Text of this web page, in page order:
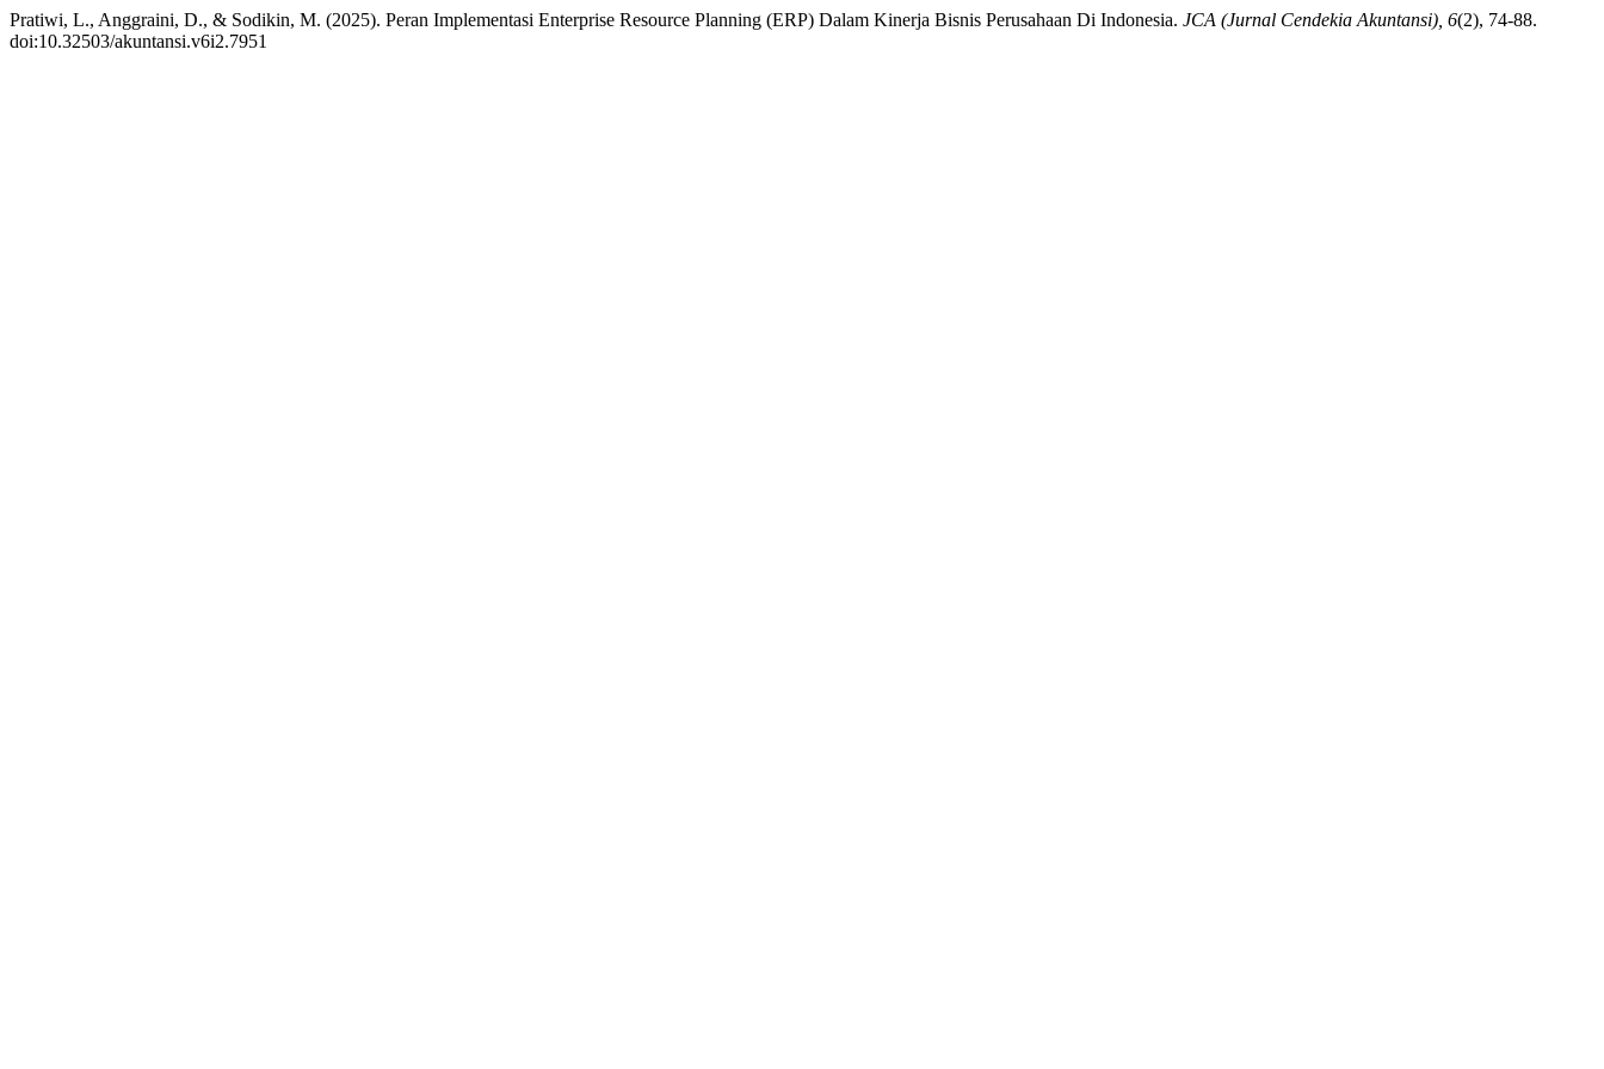
Pratiwi, L., Anggraini, D., & Sodikin, M. (2025). Peran Implementasi Enterprise Resource Planning (ERP) Dalam Kinerja Bisnis Perusahaan Di Indonesia. JCA (Jurnal Cendekia Akuntansi), 6(2), 74-88.
doi:10.32503/akuntansi.v6i2.7951